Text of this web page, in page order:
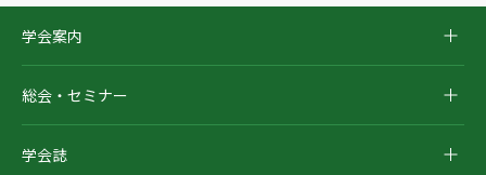
学会案内
総会・セミナー
学会誌